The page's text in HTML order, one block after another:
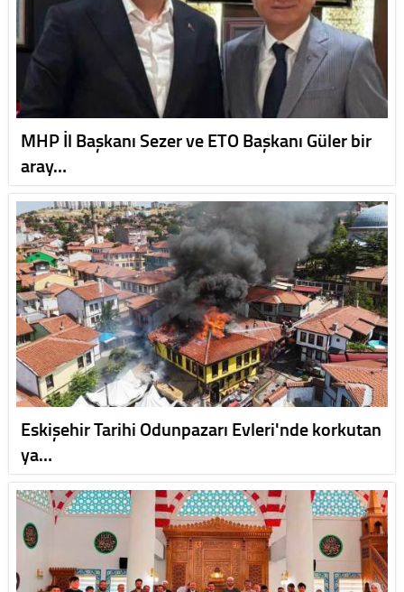
MHP İl Başkanı Sezer ve ETO Başkanı Güler bir
aray…
Eskişehir Tarihi Odunpazarı Evleri'nde korkutan
ya…